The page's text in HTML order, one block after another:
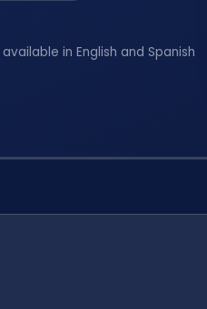
in English and Spanish